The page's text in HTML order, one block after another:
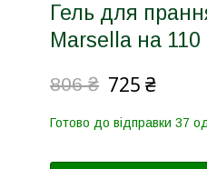
Гель для
Marsella на
806 ₴ 725 ₴
Готово до відправки 37